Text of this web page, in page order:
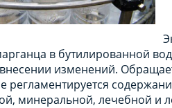
в бутилированной
изменений.
регламентируется
минеральной, лечебной и